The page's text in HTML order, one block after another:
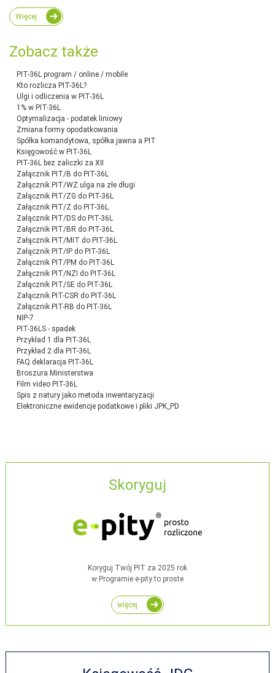
Więcej
Zobacz także
PIT-36L program / online / mobile
Kto rozlicza PIT-36L?
Ulgi i odliczenia w PIT-36L
1% w PIT-36L
Optymalizacja - podatek liniowy
Zmiana formy opodatkowania
Spółka komandytowa, spółka jawna a PIT
Księgowość w PIT-36L
PIT-36L bez zaliczki za XII
Załącznik PIT/B do PIT-36L
Załącznik PIT/WZ ulga na złe długi
Załącznik PIT/ZG do PIT-36L
Załącznik PIT/Z do PIT-36L
Załącznik PIT/DS do PIT-36L
Załącznik PIT/BR do PIT-36L
Załącznik PIT/MIT do PIT-36L
Załącznik PIT/IP do PIT-36L
Załącznik PIT/PM do PIT-36L
Załącznik PIT/NZI do PIT-36L
Załącznik PIT/SE do PIT-36L
Załącznik PIT-CSR do PIT-36L
Załącznik PIT-RB do PIT-36L
NIP-7
PIT-36LS - spadek
Przykład 1 dla PIT-36L
Przykład 2 dla PIT-36L
FAQ deklaracja PIT-36L
Broszura Ministerstwa
Film video PIT-36L
Spis z natury jako metoda inwentaryzacji
Elektroniczne ewidencje podatkowe i pliki JPK_PD
Skoryguj
Koryguj Twój PIT za 2025 rok
w Programie e-pity to proste
więcej